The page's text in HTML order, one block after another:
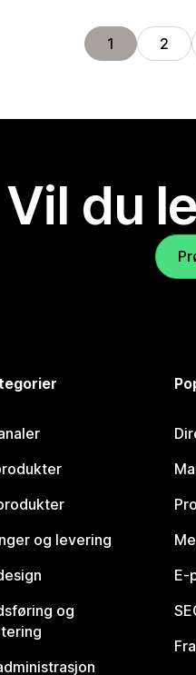
1 2
Vil du
og levering
og
E-